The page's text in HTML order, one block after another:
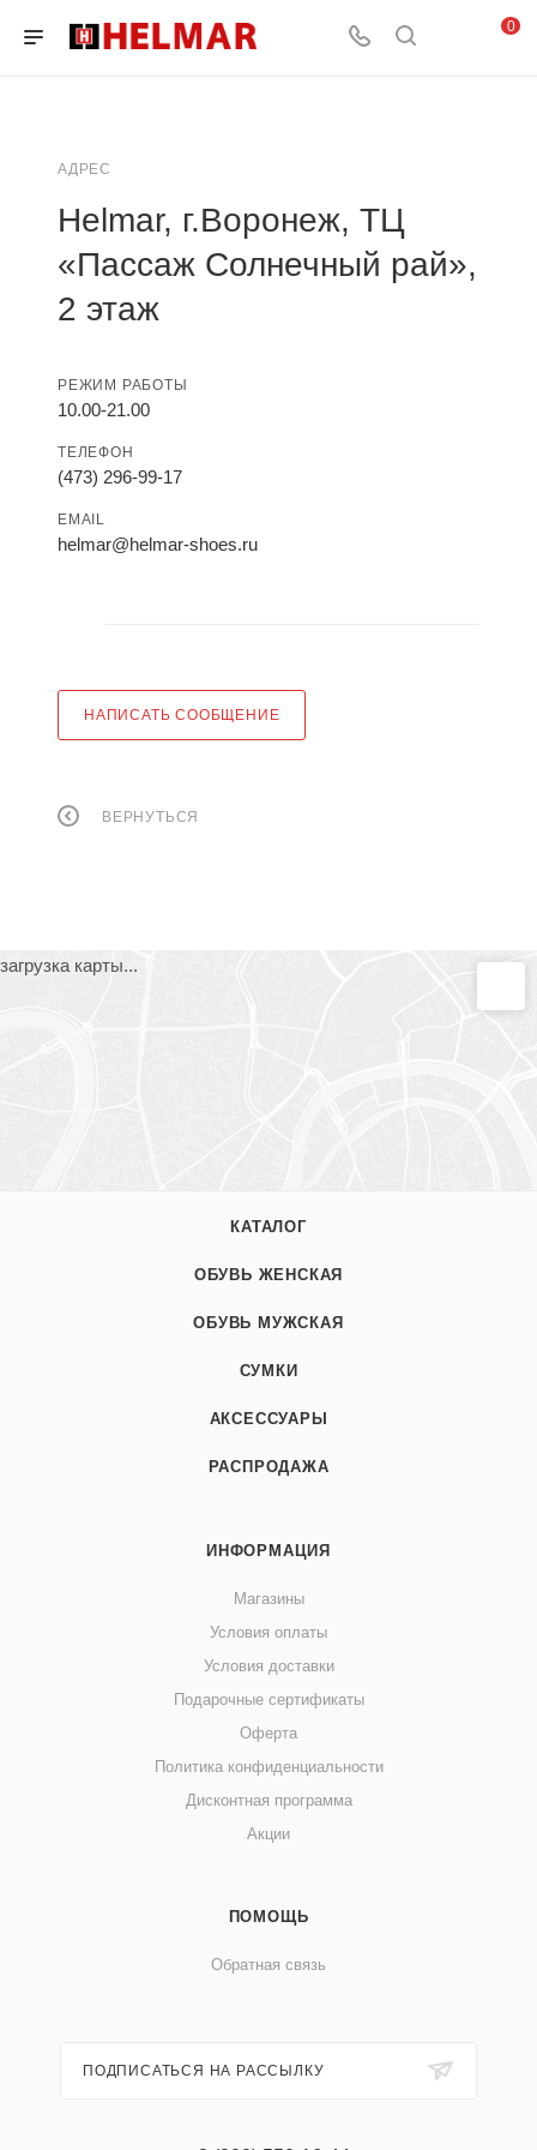
0
АДРЕС
Helmar, г.Воронеж, ТЦ
«Пассаж Солнечный рай»,
2 этаж
РЕЖИМ РАБОТЫ
10.00-21.00
ТЕЛЕФОН
(473) 296-99-17
EMAIL
helmar@helmar-shoes.ru
НАПИСАТЬ СООБЩЕНИЕ
ВЕРНУТЬСЯ
загрузка карты...
КАТАЛОГ
ОБУВЬ ЖЕНСКАЯ
ОБУВЬ МУЖСКАЯ
СУМКИ
АКСЕССУАРЫ
РАСПРОДАЖА
ИНФОРМАЦИЯ
Магазины
Условия оплаты
Условия доставки
Подарочные сертификаты
Оферта
Политика конфиденциальности
Дисконтная программа
Акции
ПОМОЩЬ
Обратная связь
ПОДПИСАТЬСЯ НА РАССЫЛКУ